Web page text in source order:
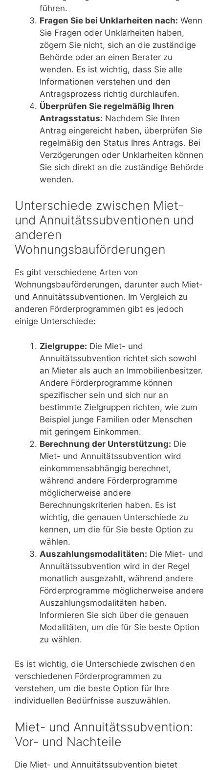
führen.
Fragen Sie bei Unklarheiten nach: Wenn
Sie Fragen oder Unklarheiten haben,
zögern Sie nicht, sich an die zuständige
Behörde oder an einen Berater zu
wenden. Es ist wichtig, dass Sie alle
Informationen verstehen und den
Antragsprozess richtig durchlaufen.
Überprüfen Sie regelmäßig Ihren
Antragsstatus: Nachdem Sie Ihren
Antrag eingereicht haben, überprüfen Sie
regelmäßig den Status Ihres Antrags. Bei
Verzögerungen oder Unklarheiten können
Sie sich direkt an die zuständige Behörde
wenden.
Unterschiede zwischen Miet-
und Annuitätssubventionen und
anderen
Wohnungsbauförderungen
Es gibt verschiedene Arten von
Wohnungsbauförderungen, darunter auch Miet-
und Annuitätssubventionen. Im Vergleich zu
anderen Förderprogrammen gibt es jedoch
einige Unterschiede:
Zielgruppe: Die Miet- und
Annuitätssubvention richtet sich sowohl
an Mieter als auch an Immobilienbesitzer.
Andere Förderprogramme können
spezifischer sein und sich nur an
bestimmte Zielgruppen richten, wie zum
Beispiel junge Familien oder Menschen
mit geringem Einkommen.
Berechnung der Unterstützung: Die
Miet- und Annuitätssubvention wird
einkommensabhängig berechnet,
während andere Förderprogramme
möglicherweise andere
Berechnungskriterien haben. Es ist
wichtig, die genauen Unterschiede zu
kennen, um die für Sie beste Option zu
wählen.
Auszahlungsmodalitäten: Die Miet- und
Annuitätssubvention wird in der Regel
monatlich ausgezahlt, während andere
Förderprogramme möglicherweise andere
Auszahlungsmodalitäten haben.
Informieren Sie sich über die genauen
Modalitäten, um die für Sie beste Option
zu wählen.
Es ist wichtig, die Unterschiede zwischen den
verschiedenen Förderprogrammen zu
verstehen, um die beste Option für Ihre
individuellen Bedürfnisse auszuwählen.
Miet- und Annuitätssubvention:
Vor- und Nachteile
Die Miet- und Annuitätssubvention bietet